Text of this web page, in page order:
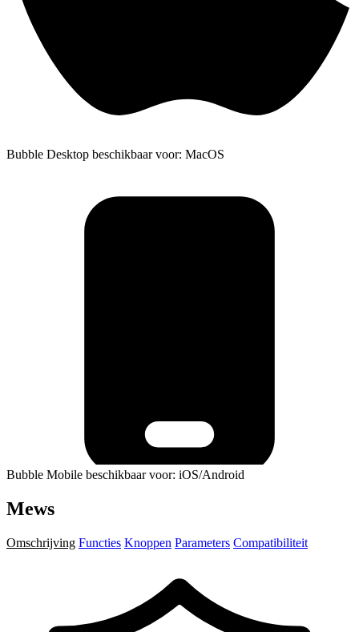
Bubble Desktop beschikbaar voor: MacOS
Bubble Mobile beschikbaar voor: iOS/Android
Mews
Omschrijving Functies Knoppen Parameters Compatibiliteit